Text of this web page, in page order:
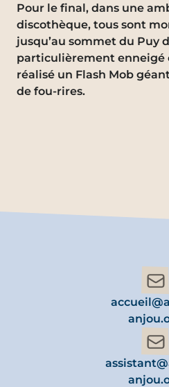
Pour le final, dans une
discothèque, tous sont
jusqu’au sommet du Puy
particulièrement enneigé
réalisé un Flash Mob
de fou-rires.